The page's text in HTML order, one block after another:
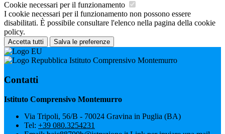
Cookie necessari per il funzionamento
I cookie necessari per il funzionamento non possono essere
disabilitati. È possibile consultare l'elenco nella pagina della cookie
policy.
Accetta tutti Salva le preferenze
Istituto Comprensivo Montemurro
Contatti
Istituto Comprensivo Montemurro
Via Tripoli, 56/B - 70024 Gravina in Puglia (BA)
Tel: +39 080.3254231